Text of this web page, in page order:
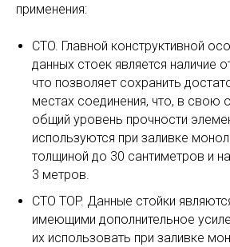
применения:
CTO. Главной конструктивной
данных стоек является наличие
что позволяет сохранить
местах соединения, что, в свою
общий уровень прочности
используются при заливке
толщиной до 30 сантиметров и
3 метров.
CTO TOP. Данные стойки
имеющими дополнительное
их использовать при заливке